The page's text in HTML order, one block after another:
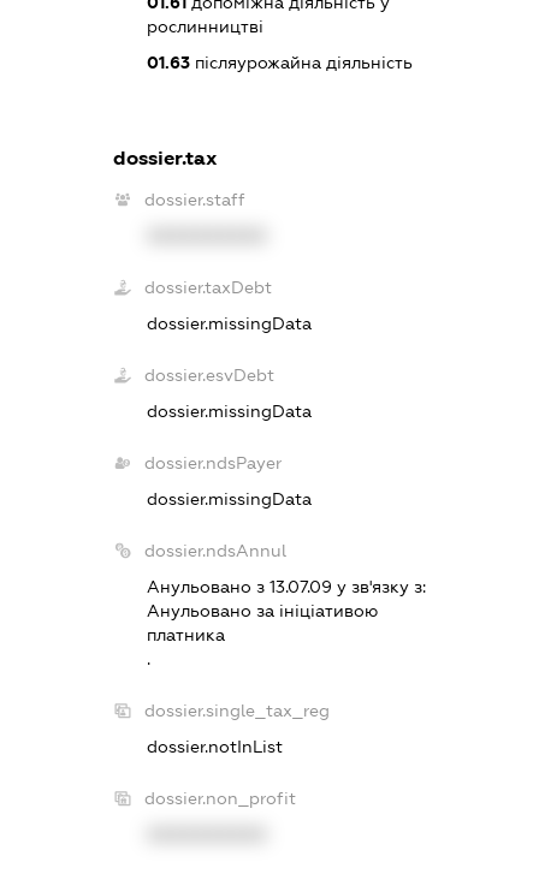
рослинництві
01.63післяурожайна діяльність
dossier.tax
dossier.staff
dossier.taxDebt
dossier.missingData
dossier.esvDebt
dossier.missingData
dossier.ndsPayer
dossier.missingData
dossier.ndsAnnul
Анульовано з 13.07.09 у зв'язку з:
Анульовано за iнiцiативою
платника
.
dossier.single_tax_reg
dossier.notInList
dossier.non_profit